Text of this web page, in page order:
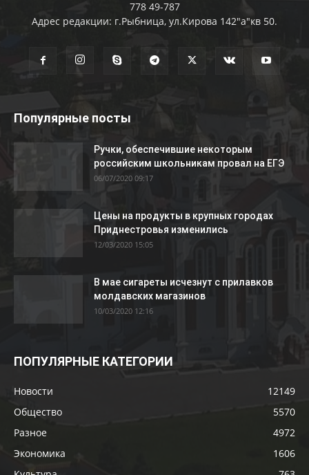
778 49-787
Адрес редакции: г.Рыбница, ул.Кирова 142"а"кв 50.
Популярные посты
Ручки, обеспечившие некоторым
российским школьникам провал на ЕГЭ
06/07/2020 09:17
Цены на продукты в крупных городах
Приднестровья изменились
12/03/2020 15:05
В мае сигареты исчезнут с прилавков
молдавских магазинов
10/03/2020 12:16
ПОПУЛЯРНЫЕ КАТЕГОРИИ
Новости
12149
Общество
5570
Разное
4972
Экономика
1606